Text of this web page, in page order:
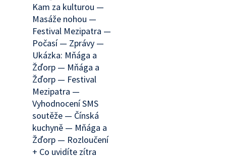
Kam za kulturou —
Masáže nohou —
Festival Mezipatra —
Počasí — Zprávy —
Ukázka: Mňága a
Žďorp — Mňága a
Žďorp — Festival
Mezipatra —
Vyhodnocení SMS
soutěže — Čínská
kuchyně — Mňága a
Žďorp — Rozloučení
+ Co uvidíte zítra